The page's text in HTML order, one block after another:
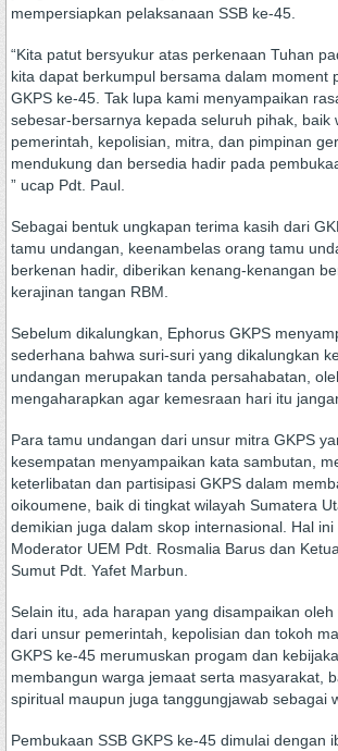
mempersiapkan pelaksanaan SSB ke-45.
“Kita patut bersyukur atas perkenaan Tuhan
kita dapat berkumpul bersama dalam moment
GKPS ke-45. Tak lupa kami menyampaikan
sebesar-bersarnya kepada seluruh pihak, baik
pemerintah, kepolisian, mitra, dan pimpinan
mendukung dan bersedia hadir pada
” ucap Pdt. Paul.
Sebagai bentuk ungkapan terima kasih dari
tamu undangan, keenambelas orang tamu
berkenan hadir, diberikan kenang-kenangan
kerajinan tangan RBM.
Sebelum dikalungkan, Ephorus GKPS
sederhana bahwa suri-suri yang dikalungkan
undangan merupakan tanda persahabatan,
mengaharapkan agar kemesraan hari itu
Para tamu undangan dari unsur mitra GKPS
kesempatan menyampaikan kata sambutan,
keterlibatan dan partisipasi GKPS dalam
oikoumene, baik di tingkat wilayah Sumatera
demikian juga dalam skop internasional. Hal
Moderator UEM Pdt. Rosmalia Barus dan
Sumut Pdt. Yafet Marbun.
Selain itu, ada harapan yang disampaikan
dari unsur pemerintah, kepolisian dan tokoh
GKPS ke-45 merumuskan progam dan
membangun warga jemaat serta masyarakat,
spiritual maupun juga tanggungjawab sebagai
Pembukaan SSB GKPS ke-45 dimulai dengan